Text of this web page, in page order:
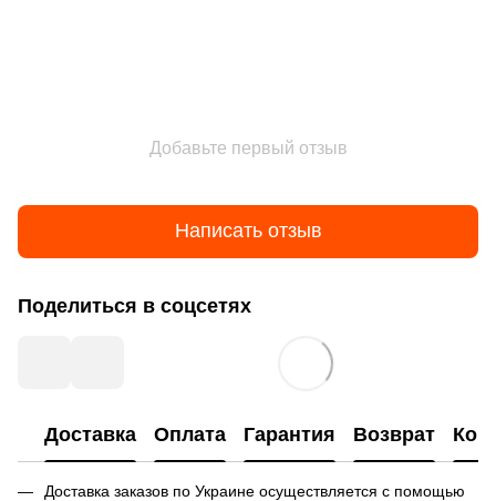
Добавьте первый отзыв
Написать отзыв
Поделиться в соцсетях
Доставка Оплата Гарантия Возврат
Доставка заказов по Украине осуществляется с помощью